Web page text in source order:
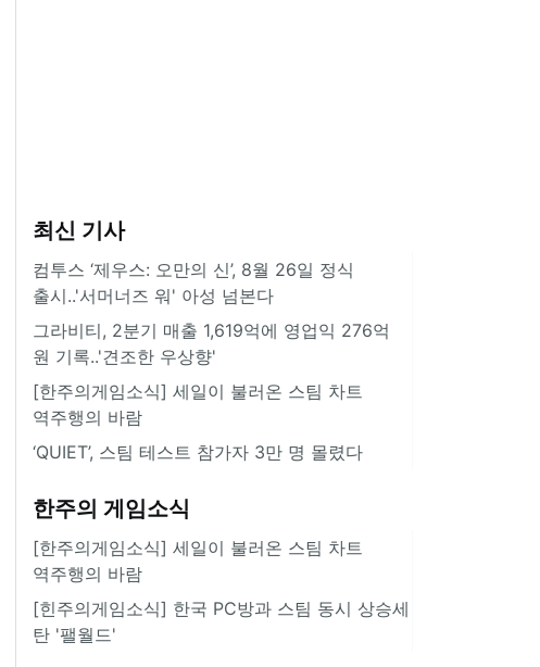
최신 기사
컴투스 ‘제우스: 오만의 신’, 8월 26일 정식
출시..'서머너즈 워' 아성 넘본다
그라비티, 2분기 매출 1,619억에 영업익 276억
원 기록..'견조한 우상향'
[한주의게임소식] 세일이 불러온 스팀 차트
역주행의 바람
‘QUIET’, 스팀 테스트 참가자 3만 명 몰렸다
한주의 게임소식
[한주의게임소식] 세일이 불러온 스팀 차트
역주행의 바람
[힌주의게임소식] 한국 PC방과 스팀 동시 상승세
탄 '팰월드'